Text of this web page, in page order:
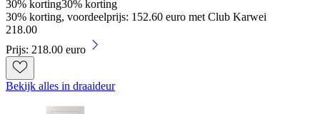
30% korting30% korting
30% korting, voordeelprijs: 152.60 euro met Club Karwei
218.00
Prijs: 218.00 euro
Bekijk alles in draaideur